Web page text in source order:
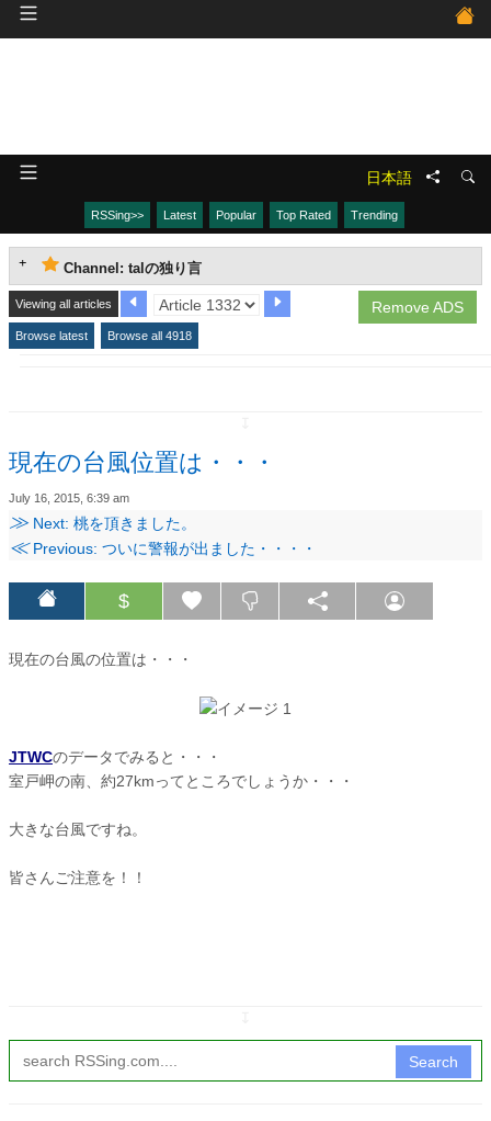
日本語
RSSing>> Latest Popular Top Rated Trending
Channel: talの独り言
Remove ADS
Viewing all articles
Browse latest Browse all 4918
現在の台風位置は・・・
July 16, 2015, 6:39 am
≫ Next: 桃を頂きました。
≪Previous: ついに警報が出ました・・・・
$
現在の台風の位置は・・・
JTWCのデータでみると・・・
室戸岬の南、約27kmってところでしょうか・・・
大きな台風ですね。
皆さんご注意を！！
Search